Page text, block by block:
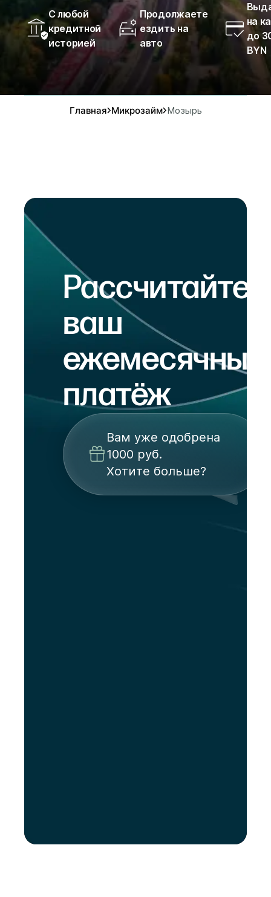
С любой
кредитной
историей
Продолжаете
ездить на
авто
на
до
BYN
Главная Микрозайм Мозырь
Рассчитайте
ваш
ежемесячный
платёж
Вам уже одобрена
1000 руб.
Хотите больше?